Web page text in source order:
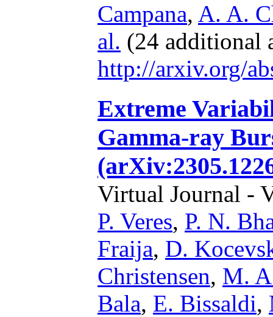
Campana, A. A.
al. (24 additional
http://arxiv.org/
Extreme
Gamma-ray
Virtual Journal -
P. Veres, P. N.
Fraija, D.
Christensen, M.
Bala, E. Bissaldi,